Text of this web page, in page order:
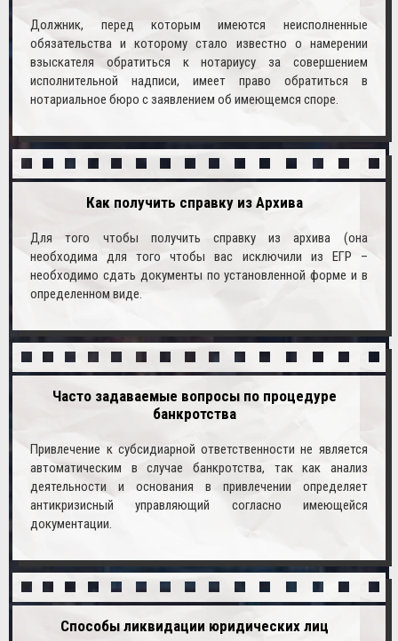
Должник, перед которым имеются неисполненные
обязательства и которому стало известно о намерении
взыскателя обратиться к нотариусу за совершением
исполнительной надписи, имеет право обратиться в
нотариальное бюро с заявлением об имеющемся споре.
Как получить справку из Архива
Для того чтобы получить справку из архива (она
необходима для того чтобы вас исключили из ЕГР –
необходимо сдать документы по установленной форме и в
определенном виде.
Часто задаваемые вопросы по процедуре
банкротства
Привлечение к субсидиарной ответственности не является
автоматическим в случае банкротства, так как анализ
деятельности и основания в привлечении определяет
антикризисный управляющий согласно имеющейся
документации.
Способы ликвидации юридических лиц